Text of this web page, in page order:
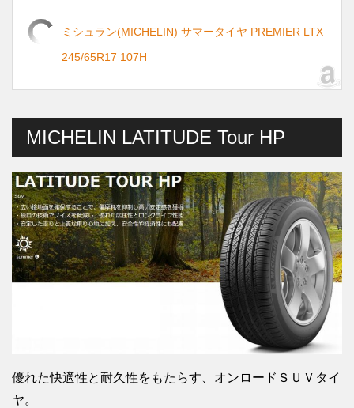
ミシュラン(MICHELIN) サマータイヤ PREMIER LTX
245/65R17 107H
MICHELIN LATITUDE Tour HP
優れた快適性と耐久性をもたらす、オンロードＳＵＶタイ
ヤ。